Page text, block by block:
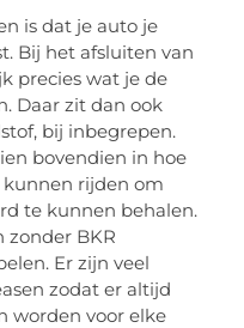
is dat je auto je
Bij het afsluiten van
precies wat je de
Daar zit dan ook
bij inbegrepen.
bovendien in hoe
rijden om
te kunnen behalen.
zonder BKR
Er zijn veel
zodat er altijd
worden voor elke